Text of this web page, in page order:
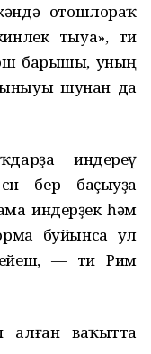
отошлораҡ
тыуа», ти
барышы, уның
шунан да
индереү
бер баҫыуҙа
индерҙек һәм
буйынса ул
— ти Рим
алған ваҡытта